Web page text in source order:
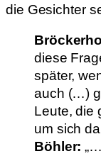
die Gesichter
diese
später,
auch (…)
Leute, die
um sich
Böhler: